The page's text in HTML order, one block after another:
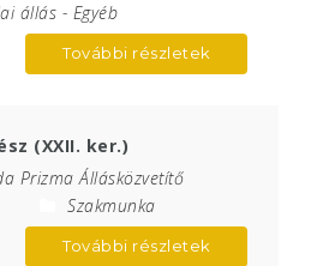
állás - Egyéb
További részletek
(XXII. ker.)
Prizma Állásközvetítő
Szakmunka
További részletek